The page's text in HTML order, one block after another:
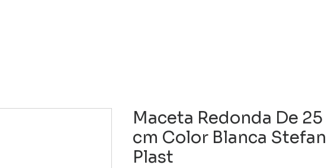
Maceta Redonda De 25
cm Color Blanca Stefan
Plast